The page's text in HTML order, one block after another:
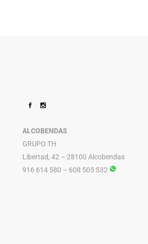
ALCOBENDAS
GRUPO TH
Libertad, 42 – 28100 Alcobendas
916 614 580 – 608 505 532